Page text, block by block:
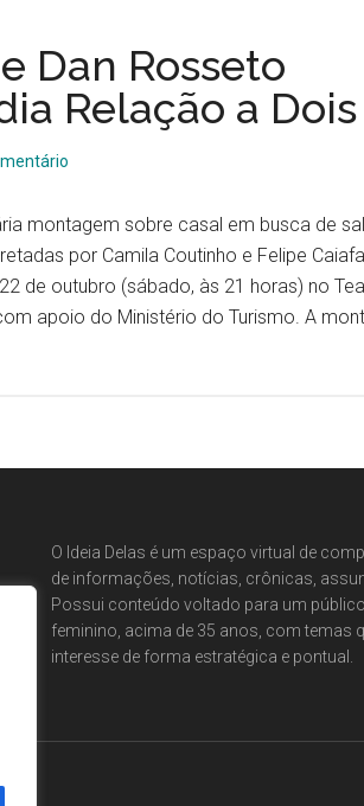
Dan Rosseto
Relação a Dois
montagem sobre casal em busca de
por Camila Coutinho e Felipe
de outubro (sábado, às 21 horas) no
apoio do Ministério do Turismo. A
O Ideia Delas é um espaço virtual de
de informações, notícias, crônicas,
Possui conteúdo voltado para um
feminino, acima de 35 anos, com temas
interesse de forma estratégica e pontual.